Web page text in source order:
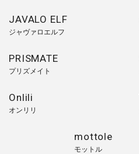
JAVALO ELF
ジャヴァロエルフ
PRISMATE
プリズメイト
Onlili
オンリリ
mottole
モットル